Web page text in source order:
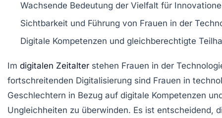
Wachsende Bedeutung der Vielfalt für
Sichtbarkeit und Führung von Frauen in der
Digitale Kompetenzen und gleichberechtigte
Im digitalen Zeitalter stehen Frauen in der
fortschreitenden Digitalisierung sind Frauen in
Geschlechtern in Bezug auf digitale Kompetenzen
Ungleichheiten zu überwinden. Es ist entscheidend,